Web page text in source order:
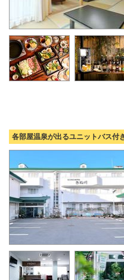
各部屋温泉が出るユニットバス付